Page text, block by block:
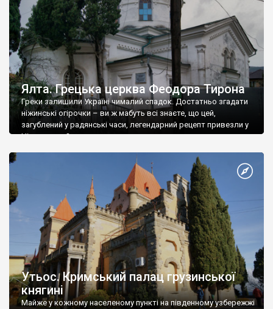
Ялта. Грецька церква Феодора Тирона
Греки залишили Україні чималий спадок. Достатньо згадати
ніжинські огірочки – ви ж мабуть всі знаєте, що цей,
загублений у радянські часи, легендарний рецепт привезли у
Ніжин греки?
Утьос. Кримський палац грузинської
княгині
Майже у кожному населеному пункті на південному узбережжі